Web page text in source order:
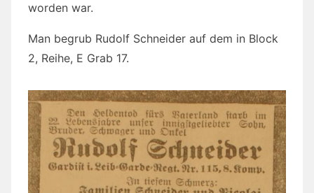
worden war.
Man begrub Rudolf Schneider auf dem in Block
2, Reihe, E Grab 17.